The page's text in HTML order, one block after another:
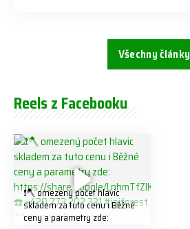
Všechny články
Reels z Facebooku
❗️🪓 omezený počet hlavic
skladem za tuto cenu ℹ️ Běžné
ceny a parametry zde: